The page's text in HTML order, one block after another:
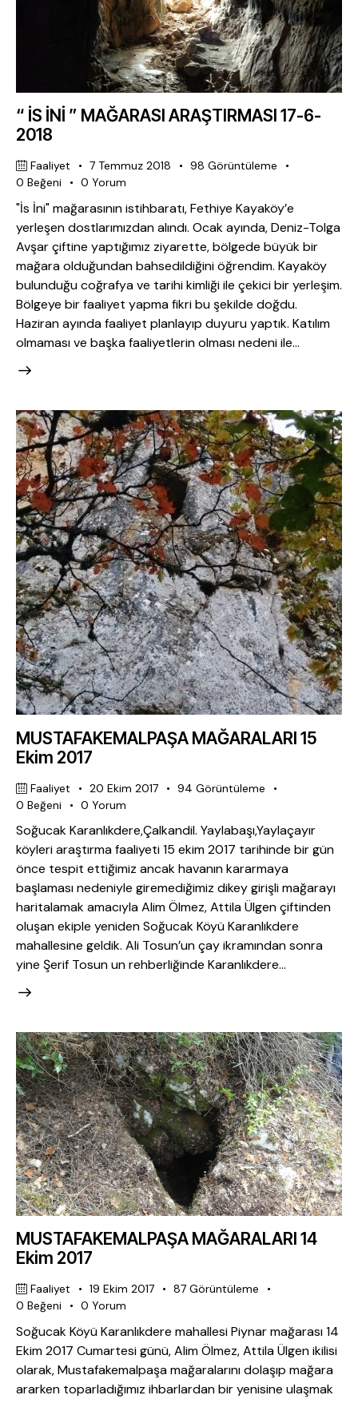
“ İS İNİ ” MAĞARASI ARAŞTIRMASI 17-6-
2018
Faaliyet 7 Temmuz 2018 98 Görüntüleme
0 Beğeni 0 Yorum
"İs İni" mağarasının istihbaratı, Fethiye Kayaköy’e
yerleşen dostlarımızdan alındı. Ocak ayında, Deniz-Tolga
Avşar çiftine yaptığımız ziyarette, bölgede büyük bir
mağara olduğundan bahsedildiğini öğrendim. Kayaköy
bulunduğu coğrafya ve tarihi kimliği ile çekici bir yerleşim.
Bölgeye bir faaliyet yapma fikri bu şekilde doğdu.
Haziran ayında faaliyet planlayıp duyuru yaptık. Katılım
olmaması ve başka faaliyetlerin olması nedeni ile…
MUSTAFAKEMALPAŞA MAĞARALARI 15
Ekim 2017
Faaliyet 20 Ekim 2017 94 Görüntüleme
0 Beğeni 0 Yorum
Soğucak Karanlıkdere,Çalkandil. Yaylabaşı,Yaylaçayır
köyleri araştırma faaliyeti 15 ekim 2017 tarihinde bir gün
önce tespit ettiğimiz ancak havanın kararmaya
başlaması nedeniyle giremediğimiz dikey girişli mağarayı
haritalamak amacıyla Alim Ölmez, Attila Ülgen çiftinden
oluşan ekiple yeniden Soğucak Köyü Karanlıkdere
mahallesine geldik. Ali Tosun’un çay ikramından sonra
yine Şerif Tosun un rehberliğinde Karanlıkdere…
MUSTAFAKEMALPAŞA MAĞARALARI 14
Ekim 2017
Faaliyet 19 Ekim 2017 87 Görüntüleme
0 Beğeni 0 Yorum
Soğucak Köyü Karanlıkdere mahallesi Piynar mağarası 14
Ekim 2017 Cumartesi günü, Alim Ölmez, Attila Ülgen ikilisi
olarak, Mustafakemalpaşa mağaralarını dolaşıp mağara
ararken toparladığımız ihbarlardan bir yenisine ulaşmak